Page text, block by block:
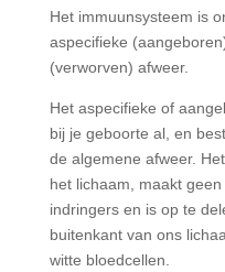
Het immuunsysteem is
aspecifieke
(verworven) afweer.
Het aspecifieke of
bij je geboorte al, en
de algemene afweer.
het lichaam, maakt
indringers en is op te
buitenkant van ons
witte bloedcellen.